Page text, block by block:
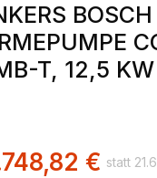
T, 12,5 KW
€